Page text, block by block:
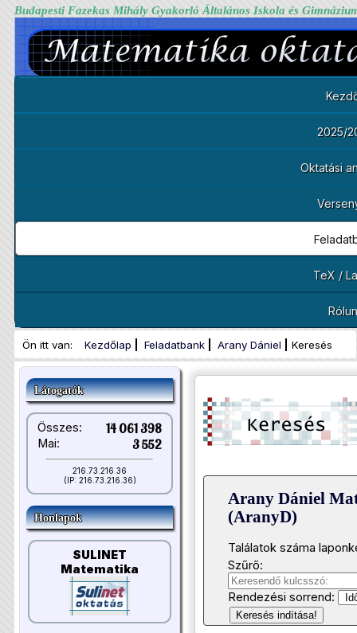
Budapesti Fazekas Mihály Gyakorló Általános Iskola és
2025/
Oktatási
TeX /
Ön itt van: Kezdőlap Feladatbank Arany Dániel Keresés
Látogatók
Összes: 14 061 398
Mai: 3 552
216.73.216.36
(IP: 216.73.216.36)
Honlapok
SULINET
Matematika
Arany Dániel
(AranyD)
Találatok száma
Szűrő:
Rendezési sorrend:
Keresés indítása!